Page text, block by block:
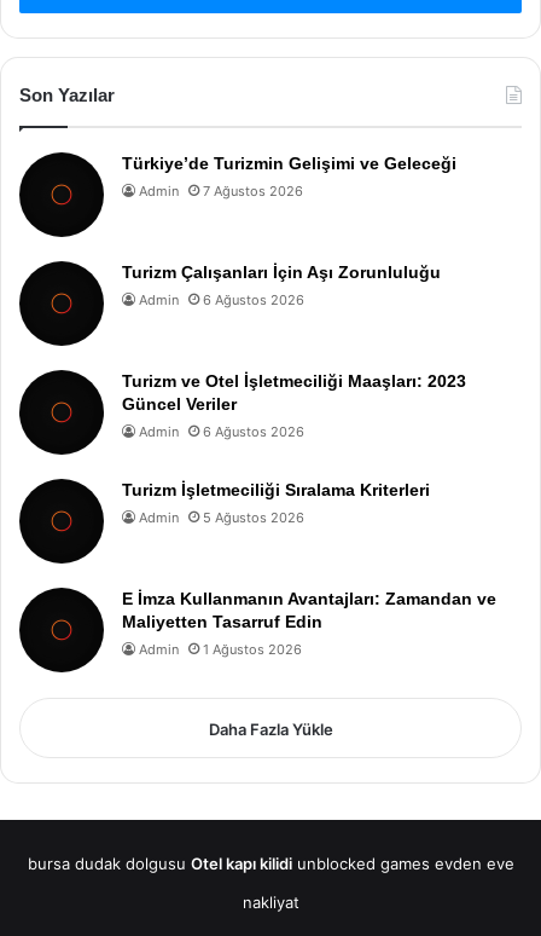
Son Yazılar
Türkiye’de Turizmin Gelişimi ve Geleceği
Admin 7 Ağustos 2026
Turizm Çalışanları İçin Aşı Zorunluluğu
Admin 6 Ağustos 2026
Turizm ve Otel İşletmeciliği Maaşları: 2023
Güncel Veriler
Admin 6 Ağustos 2026
Turizm İşletmeciliği Sıralama Kriterleri
Admin 5 Ağustos 2026
E İmza Kullanmanın Avantajları: Zamandan ve
Maliyetten Tasarruf Edin
Admin 1 Ağustos 2026
Daha Fazla Yükle
bursa dudak dolgusu Otel kapı kilidi unblocked games evden eve
nakliyat